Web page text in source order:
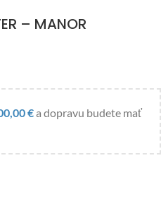
– MANOR
€a dopravu budete mať